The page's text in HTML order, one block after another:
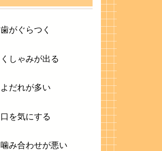
歯がぐらつく
くしゃみが出る
よだれが多い
口を気にする
噛み合わせが悪い